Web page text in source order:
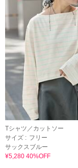
Tシャツ／カットソー
サイズ : フリー
サックスブルー
¥5,280 40%OFF